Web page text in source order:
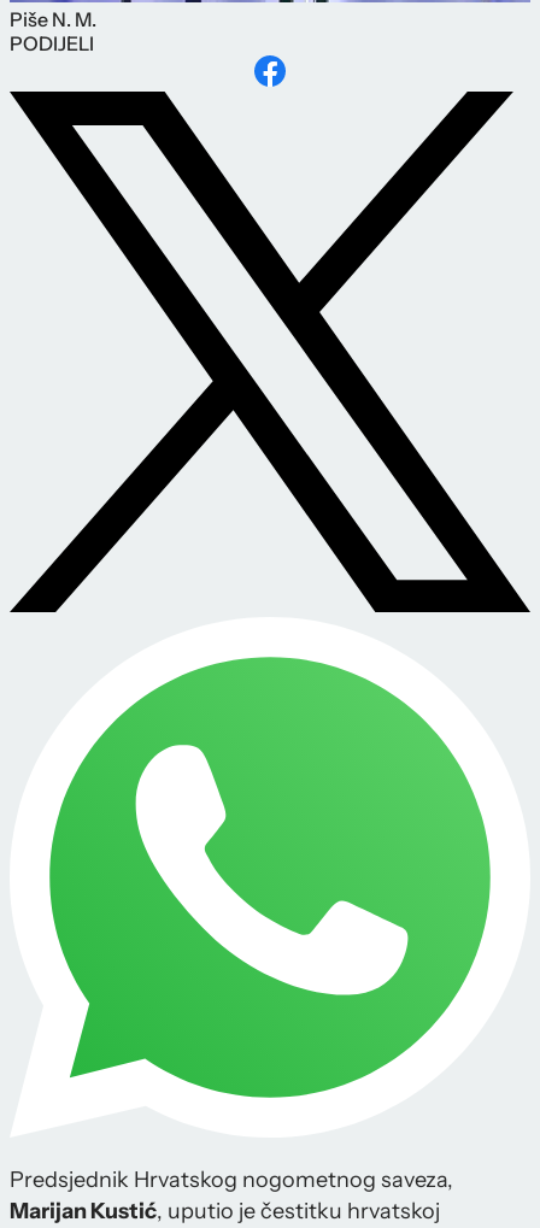
Piše N. M.
PODIJELI
Predsjednik Hrvatskog nogometnog saveza,
Marijan Kustić, uputio je čestitku hrvatskoj